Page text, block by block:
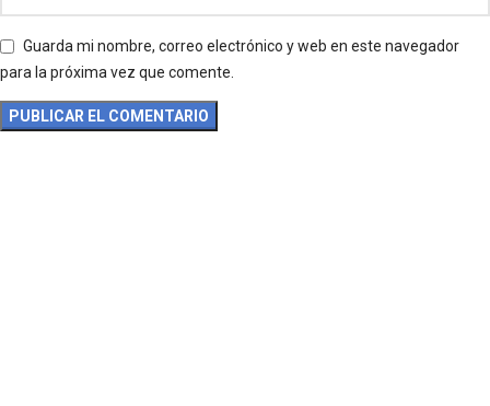
Guarda mi nombre, correo electrónico y web en este navegador
para la próxima vez que comente.